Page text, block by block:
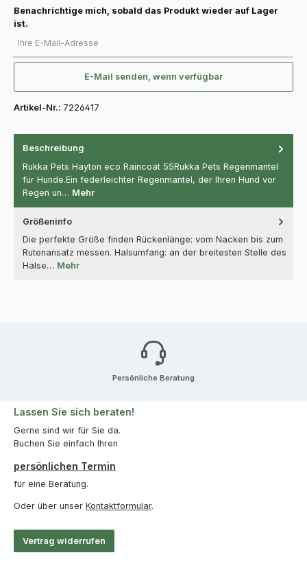
Benachrichtige mich, sobald das Produkt wieder auf Lager
ist.
E-Mail senden, wenn verfügbar
Artikel-Nr.: 7226417
Beschreibung
Rukka Pets Hayton eco Raincoat 55Rukka Pets Regenmantel
für Hunde.Ein federleichter Regenmantel, der Ihren Hund vor
Regen un… Mehr
Größeninfo
Die perfekte Größe finden Rückenlänge: vom Nacken bis zum
Rutenansatz messen. Halsumfang: an der breitesten Stelle des
Halse… Mehr
Persönliche Beratung
Lassen Sie sich beraten!
Gerne sind wir für Sie da.
Buchen Sie einfach Ihren
persönlichen Termin
für eine Beratung.
Oder über unser Kontaktformular.
Vertrag widerrufen